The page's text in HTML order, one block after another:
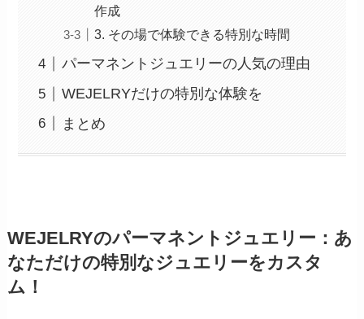
作成
3. その場で体験できる特別な時間
パーマネントジュエリーの人気の理由
WEJELRYだけの特別な体験を
まとめ
WEJELRYのパーマネントジュエリー：あ
なただけの特別なジュエリーをカスタ
ム！